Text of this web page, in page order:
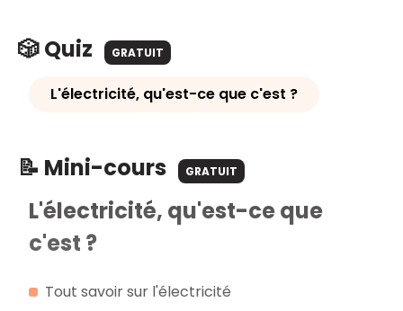
🎲 Quiz GRATUIT
L'électricité, qu'est-ce que c'est ?
📝 Mini-cours GRATUIT
L'électricité, qu'est-ce que
c'est ?
Tout savoir sur l'électricité